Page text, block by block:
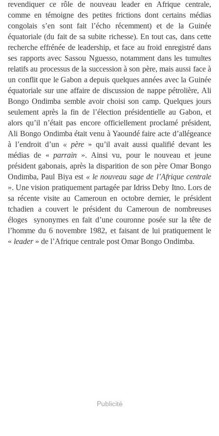
revendiquer ce rôle de nouveau leader en Afrique centrale,
comme en témoigne des petites frictions dont certains médias
congolais s’en sont fait l’écho récemment) et de la Guinée
équatoriale (du fait de sa subite richesse). En tout cas, dans cette
recherche effrénée de leadership, et face au froid enregistré dans
ses rapports avec Sassou Nguesso, notamment dans les tumultes
relatifs au processus de la succession à son père, mais aussi face à
un conflit que le Gabon a depuis quelques années avec la Guinée
équatoriale sur une affaire de discussion de nappe pétrolière, Ali
Bongo Ondimba semble avoir choisi son camp. Quelques jours
seulement après la fin de l’élection présidentielle au Gabon, et
alors qu’il n’était pas encore officiellement proclamé président,
Ali Bongo Ondimba était venu à Yaoundé faire acte d’allégeance
à l’endroit d’un « père » qu’il avait aussi qualifié devant les
médias de «parrain ». Ainsi vu, pour le nouveau et jeune
président gabonais, après la disparition de son père Omar Bongo
Ondimba, Paul Biya est « le nouveau sage de l’Afrique centrale
». Une vision pratiquement partagée par Idriss Deby Itno. Lors de
sa récente visite au Cameroun en octobre dernier, le président
tchadien a couvert le président du Cameroun de nombreuses
éloges synonymes en fait d’une couronne posée sur la tête de
l’homme du 6 novembre 1982, et faisant de lui pratiquement le
« leader» de l’Afrique centrale post Omar Bongo Ondimba.
Publicité